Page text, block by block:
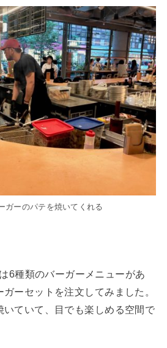
ガーのパテを焼いてくれる
6種類のバーガーメニューがあ
ーセットを注文してみました。
いていて、目でも楽しめる空間で